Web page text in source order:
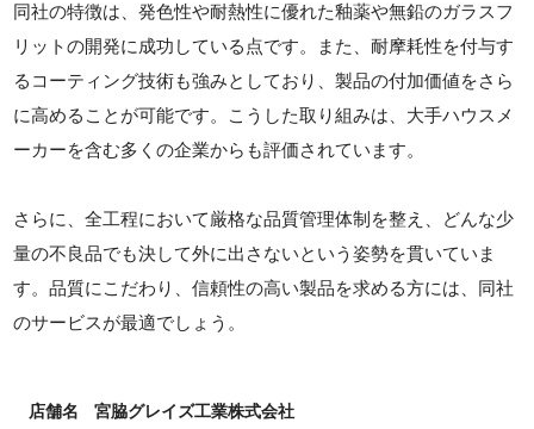
同社の特徴は、発色性や耐熱性に優れた釉薬や無鉛のガラスフ
リットの開発に成功している点です。また、耐摩耗性を付与す
るコーティング技術も強みとしており、製品の付加価値をさら
に高めることが可能です。こうした取り組みは、大手ハウスメ
ーカーを含む多くの企業からも評価されています。
さらに、全工程において厳格な品質管理体制を整え、どんな少
量の不良品でも決して外に出さないという姿勢を貫いていま
す。品質にこだわり、信頼性の高い製品を求める方には、同社
のサービスが最適でしょう。
店舗名 宮脇グレイズ工業株式会社